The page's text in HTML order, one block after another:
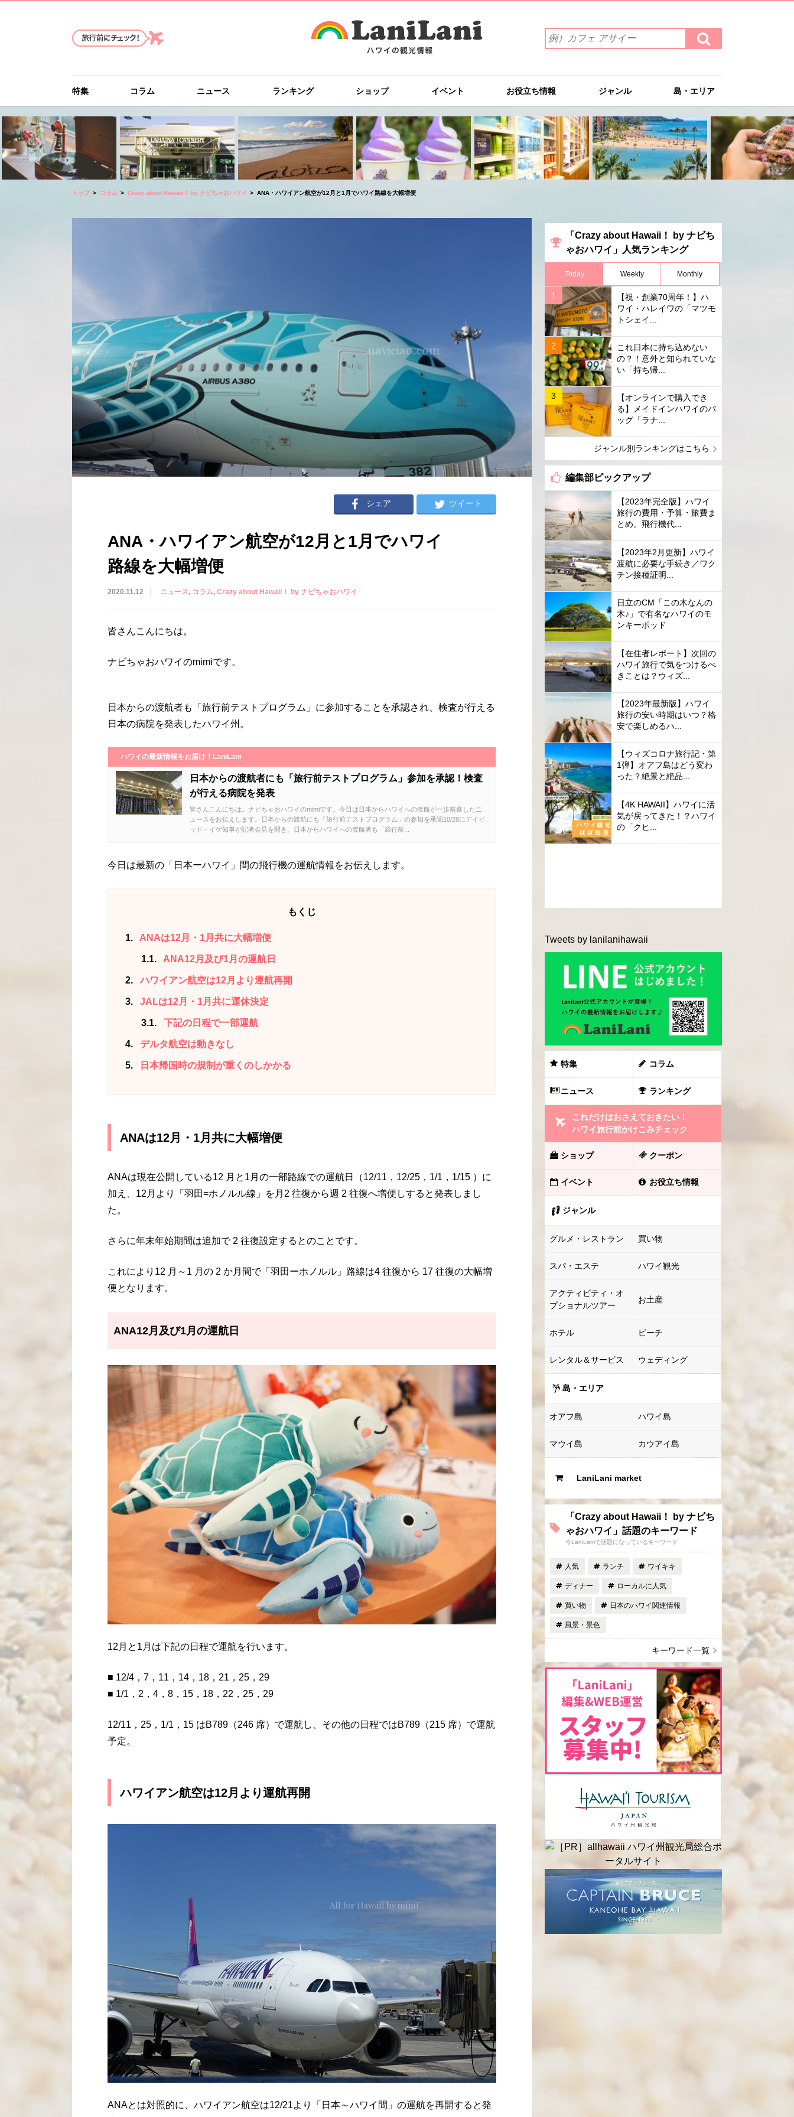
索
ワ
を
入
力
(例）
カ
フ
ェ
イ
ー
検
索
す
特集 コラム ニュース ランキング ショップ イベント お役立ち情報 ジャンル 島・エリア
トップ コラム Crazy about Hawaii！ by ナビちゃおハワイ ANA・ハワイアン航空が12月と1月でハワイ路線を大幅増便
シェア ツイート
ANA・ハワイアン航空が12月と1月でハワイ
路線を大幅増便
2020.11.12 ニュース コラム Crazy about Hawaii！ by ナビちゃおハワイ
皆さんこんにちは。
ナビちゃおハワイのmimiです。
日本からの渡航者も「旅行前テストプログラム」に参加することを承認され、検査が行える
日本の病院を発表したハワイ州。
ハワイの最新情報をお届け！LaniLani
日本からの渡航者にも「旅行前テストプログラム」参加を承認！検査
が行える病院を発表
皆さんこんにちは。ナビちゃおハワイのmimiです。今日は日本からハワイへの渡航が一歩前進したニ
ュースをお伝えします。日本からの渡航にも「旅行前テストプログラム」の参加を承認10/28にデイビ
ッド・イゲ知事が記者会見を開き、日本からハワイへの渡航者も「旅行前...
今日は最新の「日本ーハワイ」間の飛行機の運航情報をお伝えします。
もくじ
1 ANAは12月・1月共に大幅増便
1.1 ANA12月及び1月の運航日
2 ハワイアン航空は12月より運航再開
3 JALは12月・1月共に運休決定
3.1 下記の日程で一部運航
4 デルタ航空は動きなし
5 日本帰国時の規制が重くのしかかる
ANAは12月・1月共に大幅増便
ANAは現在公開している12 月と1月の一部路線での運航日（12/11，12/25，1/1，1/15 ）に
加え、12月より「羽田=ホノルル線」を月2 往復から週 2 往復へ増便しすると発表しまし
た。
さらに年末年始期間は追加で 2 往復設定するとのことです。
これにより12 月～1 月の 2 か月間で「羽田ーホノルル」路線は4 往復から 17 往復の大幅増
便となります。
ANA12月及び1月の運航日
12月と1月は下記の日程で運航を行います。
■ 12/4，7，11，14，18，21，25，29
■ 1/1，2，4，8，15，18，22，25，29
12/11，25，1/1，15 はB789（246 席）で運航し、その他の日程ではB789（215 席）で運航
予定。
ハワイアン航空は12月より運航再開
ANAとは対照的に、ハワイアン航空は12/21より「日本～ハワイ間」の運航を再開すると発
「Crazy about Hawaii！ by ナビち
ゃおハワイ」人気ランキング
Today Weekly Monthly
【祝・創業70周年！】ハ
ワイ・ハレイワの「マツモ
トシェイ...
これ日本に持ち込めない
の？！意外と知られていな
い「持ち帰...
【オンラインで購入でき
る】メイドインハワイのバ
ッグ「ラナ...
ジャンル別ランキングはこちら
編集部ピックアップ
【2023年完全版】ハワイ
旅行の費用・予算・旅費ま
とめ。飛行機代...
【2023年2月更新】ハワイ
渡航に必要な手続き／ワク
チン接種証明...
日立のCM「この木なんの
木♪」で有名なハワイのモ
ンキーポッド
【在住者レポート】次回の
ハワイ旅行で気をつけるべ
きことは？ウィズ...
【2023年最新版】ハワイ
旅行の安い時期はいつ？格
安で楽しめるハ...
【ウィズコロナ旅行記・第
1弾】オアフ島はどう変わ
った？絶景と絶品...
【4K HAWAII】ハワイに活
気が戻ってきた！？ハワイ
の「クヒ...
Tweets by lanilanihawaii
特集 コラム
ニュース ランキング
これだけはおさえておきたい！
ハワイ旅行前かけこみチェック
ショップ クーポン
イベント お役立ち情報
ジャンル
グルメ・レストラン 買い物
スパ・エステ ハワイ観光
アクティビティ・オ
プショナルツアー
お土産
ホテル ビーチ
レンタル＆サービス ウェディング
島・エリア
オアフ島 ハワイ島
マウイ島 カウアイ島
LaniLani market
「Crazy about Hawaii！ by ナビち
ゃおハワイ」話題のキーワード
今LaniLaniで話題になっているキーワード
人気 ランチ ワイキキ
ディナー ローカルに人気
買い物 日本のハワイ関連情報
風景・景色
キーワード一覧